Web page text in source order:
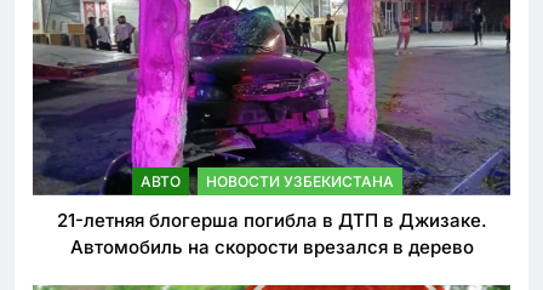
АВТО НОВОСТИ УЗБЕКИСТАНА
21-летняя блогерша погибла в ДТП в Джизаке.
Автомобиль на скорости врезался в дерево